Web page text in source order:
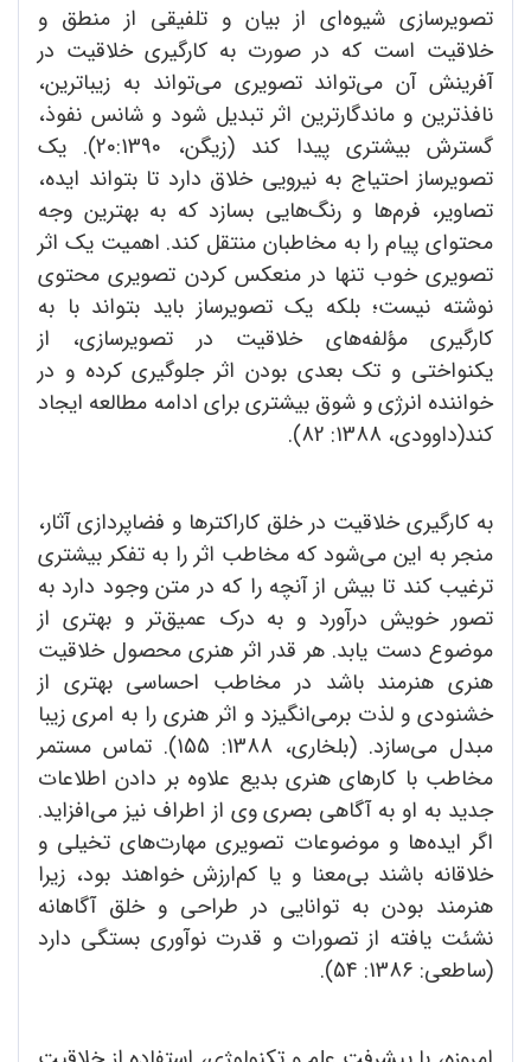
تصویرسازی شیوه‌ای از بیان و تلفیقی از منطق و
خلاقیت است که در صورت به کارگیری خلاقیت در
آفرینش آن می‌تواند تصویری می‌تواند به زیباترین،
نافذترین و ماندگارترین اثر تبدیل شود و شانس نفوذ،
گسترش بیشتری پیدا کند (زیگن، 20:1390). یک
تصویرساز احتیاج به نیرویی خلاق دارد تا بتواند ایده،
تصاویر، فرم‌ها و رنگ‌هایی بسازد که به بهترین وجه
محتوای پیام را به مخاطبان منتقل کند. اهمیت یک اثر
تصویری خوب تنها در منعکس کردن تصویری محتوی
نوشته نیست؛ بلکه یک تصویرساز باید بتواند با به
کارگیری مؤلفه‌های خلاقیت در تصویرسازی، از
یکنواختی و تک بعدی بودن اثر جلوگیری کرده و در
خواننده انرژی و شوق بیشتری برای ادامه مطالعه ایجاد
کند(داوودی، 1388: 82).
به کارگیری خلاقیت در خلق کاراکترها و فضاپردازی آثار،
منجر به این می‌شود که مخاطب اثر را به تفکر بیشتری
ترغیب کند تا بیش از آنچه را که در متن وجود دارد به
تصور خویش درآورد و به درک عمیق‌تر و بهتری از
موضوع دست یابد. هر قدر اثر هنری محصول خلاقیت
هنری هنرمند باشد در مخاطب احساسی بهتری از
خشنودی و لذت برمی‌انگیزد و اثر هنری را به امری زیبا
مبدل می‌سازد. (بلخاری، 1388: 155). تماس مستمر
مخاطب با کارهای هنری بدیع علاوه بر دادن اطلاعات
جدید به او به آگاهی بصری وی از اطراف نیز می‌افزاید.
اگر ایده‌ها و موضوعات تصویری مهارت‌های تخیلی و
خلاقانه باشند بی‌معنا و یا کم‌ارزش خواهند بود، زیرا
هنرمند بودن به توانایی در طراحی و خلق آگاهانه
نشئت یافته از تصورات و قدرت نوآوری بستگی دارد
(ساطعی: 1386: 54).